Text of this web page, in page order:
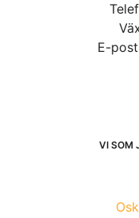
E-
VI SOM